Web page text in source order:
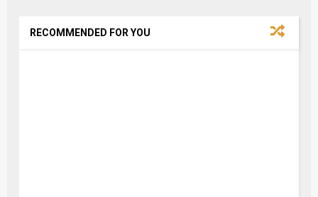
RECOMMENDED FOR YOU